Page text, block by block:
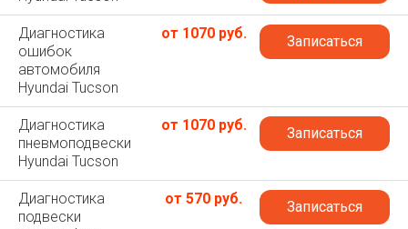
Диагностика
ошибок
автомобиля
Hyundai Tucson
от 1070 руб. Записаться
Диагностика
пневмоподвески
Hyundai Tucson
от 1070 руб. Записаться
Диагностика
подвески
от 570 руб. Записаться